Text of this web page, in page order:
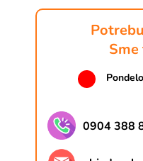
0904 388